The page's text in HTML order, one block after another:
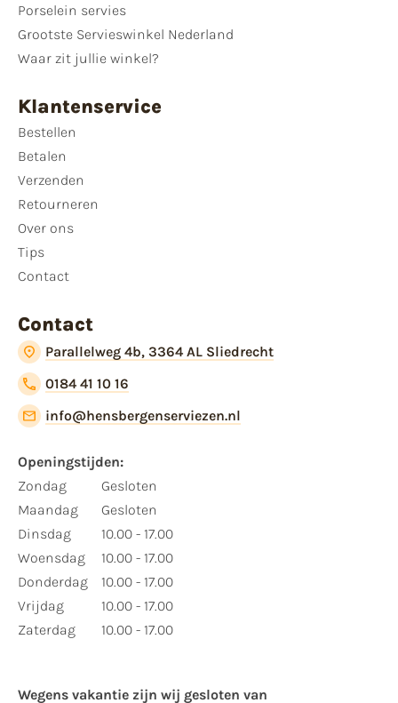
Porselein servies
Grootste Servieswinkel Nederland
Waar zit jullie winkel?
Klantenservice
Bestellen
Betalen
Verzenden
Retourneren
Over ons
Tips
Contact
Contact
Parallelweg 4b, 3364 AL Sliedrecht
0184 41 10 16
info@hensbergenserviezen.nl
Openingstijden:
Zondag
Maandag
Dinsdag
Woensdag
Donderdag
Vrijdag
Zaterdag
Gesloten
Gesloten
10.00 - 17.00
10.00 - 17.00
10.00 - 17.00
10.00 - 17.00
10.00 - 17.00
Wegens vakantie zijn wij gesloten van ​